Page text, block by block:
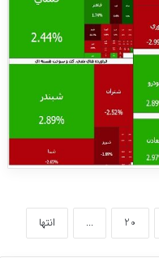
20
... انتها